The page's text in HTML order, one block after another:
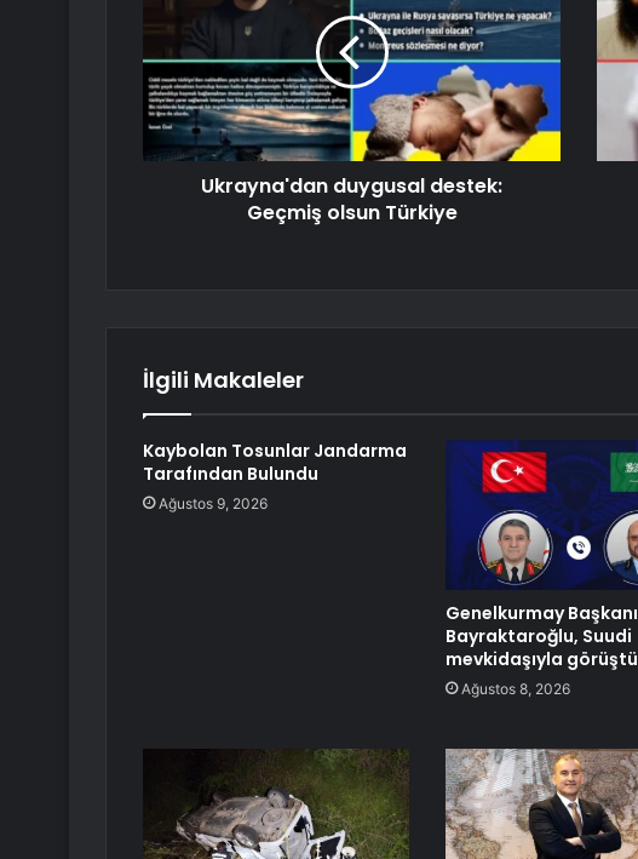
Ukrayna'dan duygusal destek:
Geçmiş olsun Türkiye
İlgili Makaleler
Kaybolan Tosunlar Jandarma
Tarafından Bulundu
Ağustos 9, 2026
Genelkurmay Başkanı
Bayraktaroğlu, Suudi
mevkidaşıyla görüştü
Ağustos 8, 2026